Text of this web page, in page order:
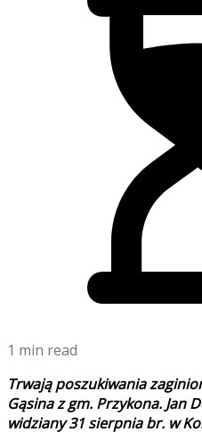
1 min read
Trwają poszukiwania
Gąsina z gm. Przykona. Jan
widziany 31 sierpnia br. w